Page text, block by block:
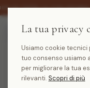
SU TUTTA LA COLLEZIONE
La tua privacy
Usiamo cookie tecnici
tuo consenso usiamo
per migliorare la tua
rilevanti. Scopri di più